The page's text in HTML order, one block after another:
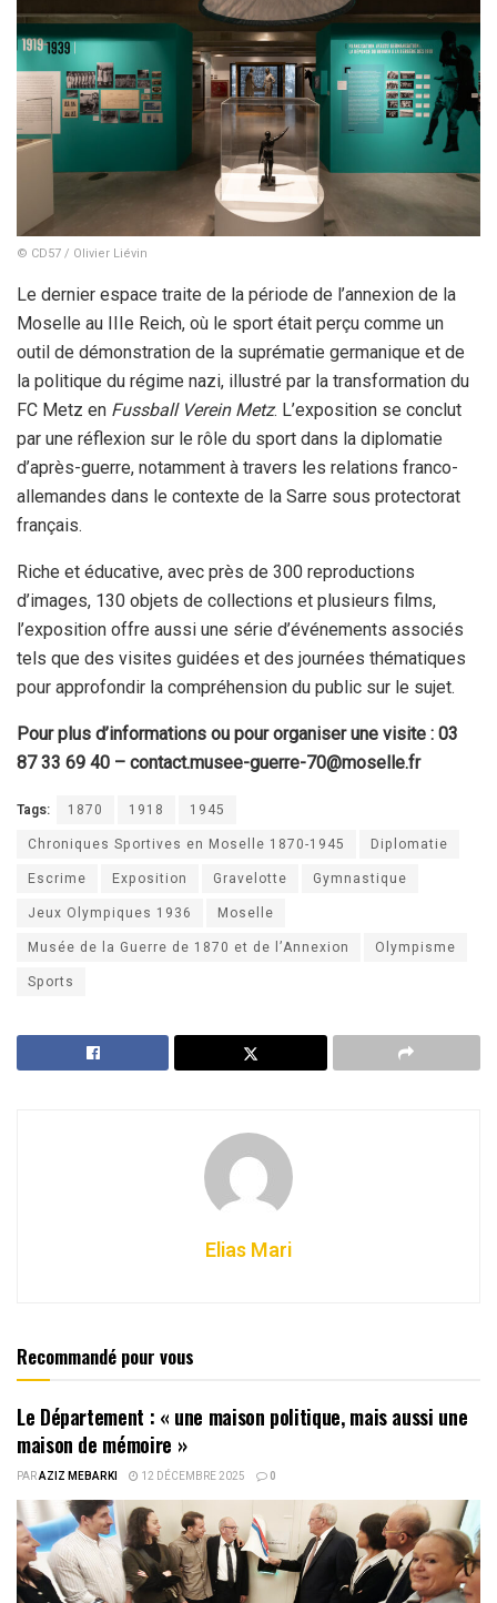
© CD57 / Olivier Liévin
Le dernier espace traite de la période de l’annexion de la
Moselle au IIIe Reich, où le sport était perçu comme un
outil de démonstration de la suprématie germanique et de
la politique du régime nazi, illustré par la transformation du
FC Metz en Fussball Verein Metz. L’exposition se conclut
par une réflexion sur le rôle du sport dans la diplomatie
d’après-guerre, notamment à travers les relations franco-
allemandes dans le contexte de la Sarre sous protectorat
français.
Riche et éducative, avec près de 300 reproductions
d’images, 130 objets de collections et plusieurs films,
l’exposition offre aussi une série d’événements associés
tels que des visites guidées et des journées thématiques
pour approfondir la compréhension du public sur le sujet.
Pour plus d’informations ou pour organiser une visite : 03
87 33 69 40 – contact.musee-guerre-70@moselle.fr
Tags: 1870 1918
1945
Chroniques Sportives en Moselle 1870-1945
Diplomatie
Escrime
Exposition Gravelotte
Gymnastique
Jeux Olympiques 1936
Moselle
Musée de la Guerre de 1870 et de l’Annexion
Olympisme
Sports
Elias Mari
Recommandé pour vous
Le Département : « une maison politique, mais aussi une
maison de mémoire »
PARAZIZ MEBARKI 12 DÉCEMBRE 2025 0